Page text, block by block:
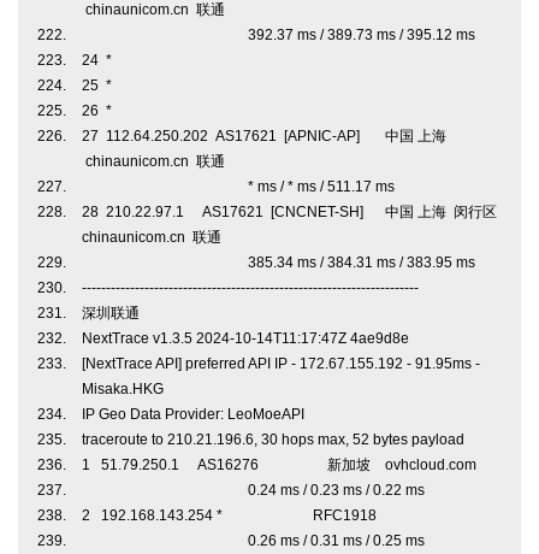
chinaunicom.cn 联通
392.37 ms / 389.73 ms / 395.12 ms
24 *
25 *
26 *
27 112.64.250.202 AS17621 [APNIC-AP] 中国 上海
chinaunicom.cn 联通
* ms / * ms / 511.17 ms
28 210.22.97.1 AS17621 [CNCNET-SH] 中国 上海 闵行区
chinaunicom.cn 联通
385.34 ms / 384.31 ms / 383.95 ms
----------------------------------------------------------------------
深圳联通
NextTrace v1.3.5 2024-10-14T11:17:47Z 4ae9d8e
[NextTrace API] preferred API IP - 172.67.155.192 - 91.95ms -
Misaka.HKG
IP Geo Data Provider: LeoMoeAPI
traceroute to 210.21.196.6, 30 hops max, 52 bytes payload
1 51.79.250.1 AS16276 新加坡 ovhcloud.com
0.24 ms / 0.23 ms / 0.22 ms
2 192.168.143.254 * RFC1918
0.26 ms / 0.31 ms / 0.25 ms